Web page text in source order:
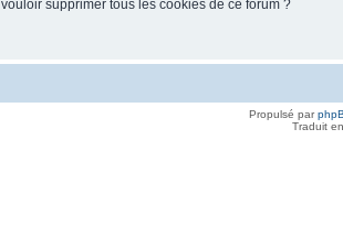
supprimer tous les cookies de ce forum ?
Propulsé par
Traduit